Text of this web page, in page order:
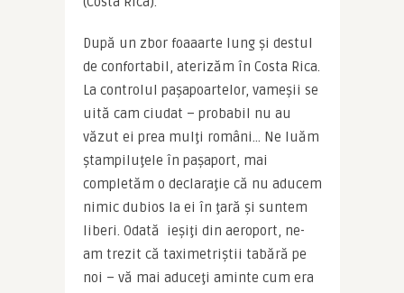
După un zbor foaaarte lung şi destul
de confortabil, aterizăm în Costa Rica.
La controlul paşapoartelor, vameşii se
uită cam ciudat – probabil nu au
văzut ei prea mulţi români… Ne luăm
ştampiluţele în paşaport, mai
completăm o declaraţie că nu aducem
nimic dubios la ei în ţară şi suntem
liberi. Odată  ieşiţi din aeroport, ne-
am trezit că taximetriştii tabără pe
noi – vă mai aduceţi aminte cum era